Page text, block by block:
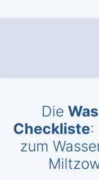
Die
Checkliste:
zum